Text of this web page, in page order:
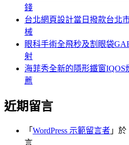
錢
台北網頁設計當日撥款台北
械
眼科手術全飛秒及割眼袋
射
海菲秀全新的隱形鐵窗
薦
近期留言
「 WordPress 示範留言者 」於
言